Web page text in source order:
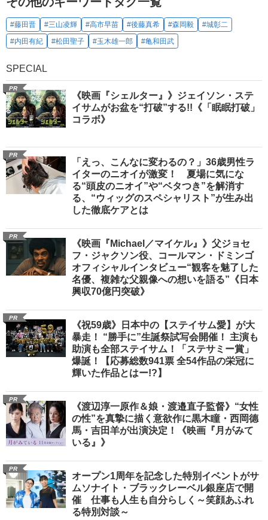
#藤田晋 #三山凌輝 #高市早苗 #後藤真希 #森岡毅
#城彰二
#内田有紀
#松田聖子 #玉木雄一郎 #亀和田武
SPECIAL
PR
《映画『シェルター』》ジェイソン・ステ
イサムがお盆を“打破”する!!《「眠眠打破」
コラボ》
PR
「えっ、こんなに変わるの？」36歳男性ラ
イターのニオイが激変！ 夏場に気にな
る“頭皮のニオイ”や“ベタつき”を解消す
る、“ウィッグのスペシャリスト”が生み出
した徹底ケアとは
PR
《映画『Michael／マイケル』》父ジョセ
フ・ジャクソン役、コールマン・ドミンゴ
オフィシャルインタビュー“観客を魅了した
名優、複雑な父親像への想いを語る”《日本
興収70億円突破》
PR
《祝59歳》日本中の【ステイサム愛】が大
暴走！ “勝手に”生誕祭試写会開催！ 主演も
助演も全部ステイサム！「ステサミー賞」
爆誕！【応募総数941票 全54作品の栄冠に
輝いた作品とはー!?】
PR
《渡辺淳一原作＆娘・渡邉直子監督》“女性
の性”を真摯に描く意欲作に黒木瞳・西岡德
馬・吉田羊が出演決定！《映画『月がみて
いる』》
PR
オープン1周年を記念した特別イベントがサ
ムソナイト・ブラックレーベル銀座店で開
催 仕事も人生も自分らしく～笑顔あふれ
る特別対談～